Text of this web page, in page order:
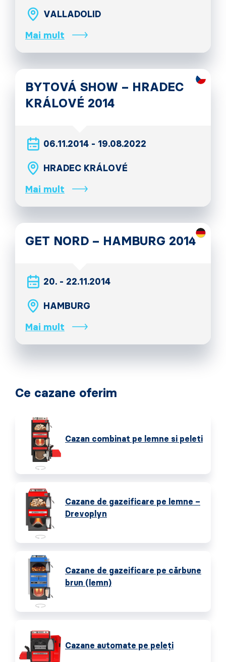
VALLADOLID
Mai mult
BYTOVÁ SHOW – HRADEC
KRÁLOVÉ 2014
06.11.2014 - 19.08.2022
HRADEC KRÁLOVÉ
Mai mult
GET NORD – HAMBURG 2014
20. - 22.11.2014
HAMBURG
Mai mult
Ce cazane oferim
Cazan combinat pe lemne si peleti
Cazane de gazeificare pe lemne –
Drevoplyn
Cazane de gazeificare pe cărbune
brun (lemn)
Cazane automate pe peleţi